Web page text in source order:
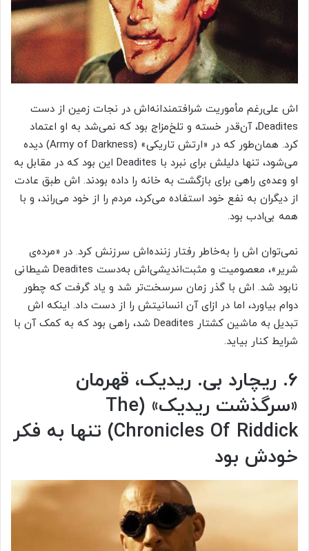
اش علی‌رغم مأموریت شرافتمندانه‌اش در نجات زمین از دست
Deadites، آن‌قدر خسته و تلخ‌مزاج بود که نمی‌شد به او اعتماد
کرد. همان‌طور که در «ارتش تاریکی» (Army of Darkness) دیده
می‌شود، تنها دلیلش برای نبرد با Deadites این بود که در مقابل به
او وعده‌ی راهی برای بازگشت به خانه را داده بودند. اش طبق عادت
از دیگران به نفع خود استفاده می‌کرد، مردم را از خود می‌راند، و با
همه بی‌ادب بود.
نمی‌توان اش را به‌خاطر رفتار زننده‌اش سرزنش کرد. در «مرده‌ی
شریر»، معصومیت و مثبت‌اندیشی‌اش به‌دست Deadites شیطانی
نابود شد. اش با گذر زمان سرسخت‌تر شد و یاد گرفت که چطور
دوام بیاورد، اما در ازای آن انسانیتش را از دست داد. اینکه اش
تبدیل به ماشین کشتار Deadites شد، راهی بود که به کمک آن با
شرایط کنار بیاید.
۶. ریچارد بی. ریدیک، قهرمان
«سرگذشت ریدیک» (The
Chronicles Of Riddick) تنها به فکر
خودش بود